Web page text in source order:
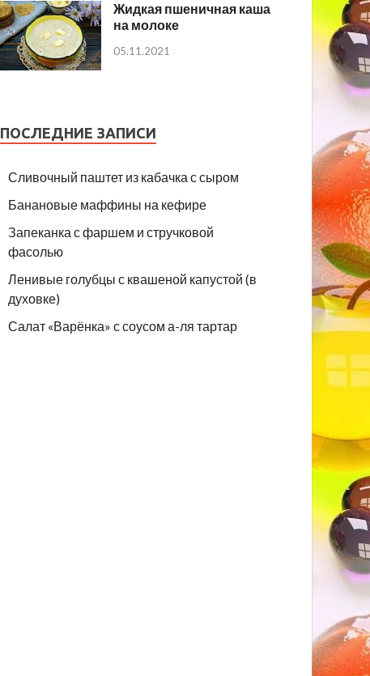
Жидкая пшеничная каша
на молоке
05.11.2021
ПОСЛЕДНИЕ ЗАПИСИ
Сливочный паштет из кабачка с сыром
Банановые маффины на кефире
Запеканка с фаршем и стручковой
фасолью
Ленивые голубцы с квашеной капустой (в
духовке)
Салат «Варёнка» с соусом а-ля тартар